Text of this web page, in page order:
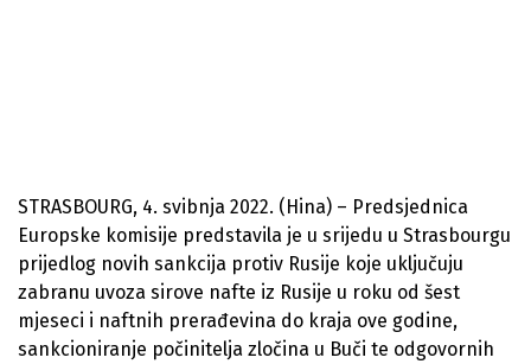
STRASBOURG, 4. svibnja 2022. (Hina) – Predsjednica
Europske komisije predstavila je u srijedu u Strasbourgu
prijedlog novih sankcija protiv Rusije koje uključuju
zabranu uvoza sirove nafte iz Rusije u roku od šest
mjeseci i naftnih prerađevina do kraja ove godine,
sankcioniranje počinitelja zločina u Buči te odgovornih